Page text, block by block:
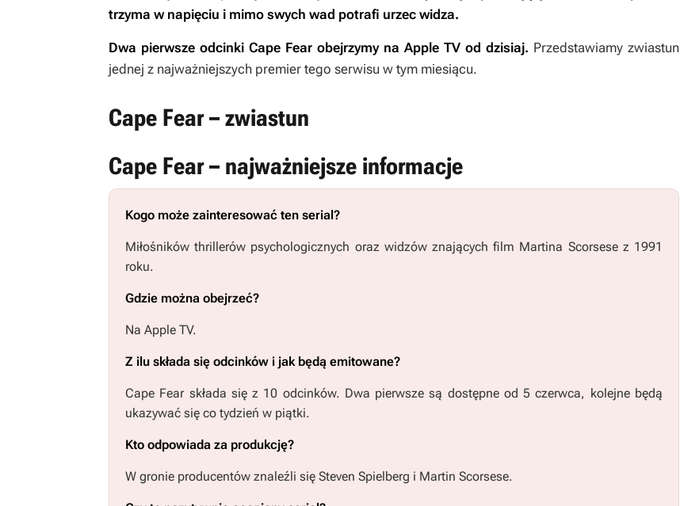
trzyma w napięciu i mimo swych wad potrafi urzec widza.
Dwa pierwsze odcinki Cape Fear obejrzymy na Apple TV od dzisiaj. Przedstawiamy zwiastun
jednej z najważniejszych premier tego serwisu w tym miesiącu.
Cape Fear – zwiastun
Cape Fear – najważniejsze informacje
Kogo może zainteresować ten serial?
Miłośników thrillerów psychologicznych oraz widzów znających film Martina Scorsese z 1991
roku.
Gdzie można obejrzeć?
Na Apple TV.
Z ilu składa się odcinków i jak będą emitowane?
Cape Fearskłada się z 10 odcinków. Dwa pierwsze są dostępne od 5 czerwca, kolejne będą
ukazywać się co tydzień w piątki.
Kto odpowiada za produkcję?
W gronie producentów znaleźli się Steven Spielberg i Martin Scorsese.